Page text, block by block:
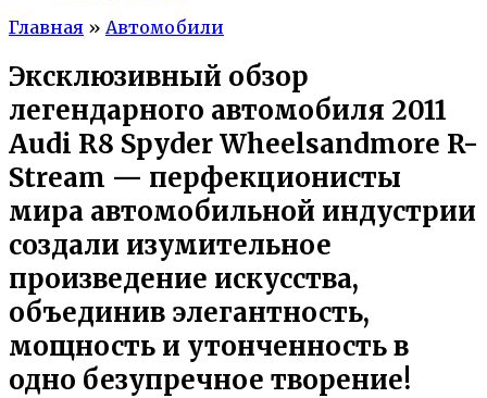
Главная » Автомобили
Эксклюзивный обзор
легендарного автомобиля 2011
Audi R8 Spyder Wheelsandmore R-
Stream — перфекционисты
мира автомобильной индустрии
создали изумительное
произведение искусства,
объединив элегантность,
мощность и утонченность в
одно безупречное творение!